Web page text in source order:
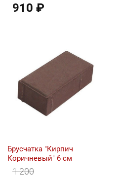
910 ₽
Брусчатка "Кирпич
Коричневый" 6 см
1 200